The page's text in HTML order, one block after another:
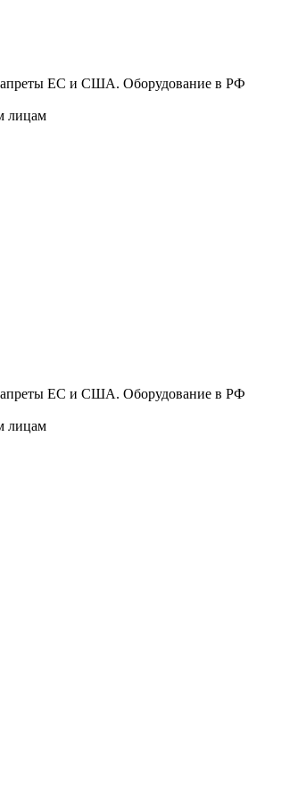
запреты ЕС и США. Оборудование в РФ
лицам
запреты ЕС и США. Оборудование в РФ
лицам